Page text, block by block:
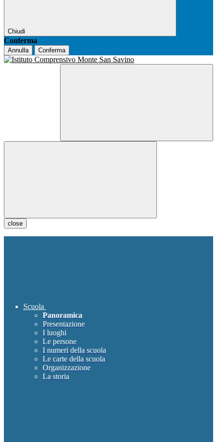
Chiudi
Conferma
Annulla Conferma
close
Scuola
Panoramica
Presentazione
I luoghi
Le persone
I numeri della scuola
Le carte della scuola
Organizzazione
La storia